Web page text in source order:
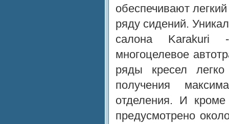
обеспечивают
ряду сидений.
салона Karakuri
многоцелевое
ряды кресел
получения
отделения. И кроме
предусмотрено